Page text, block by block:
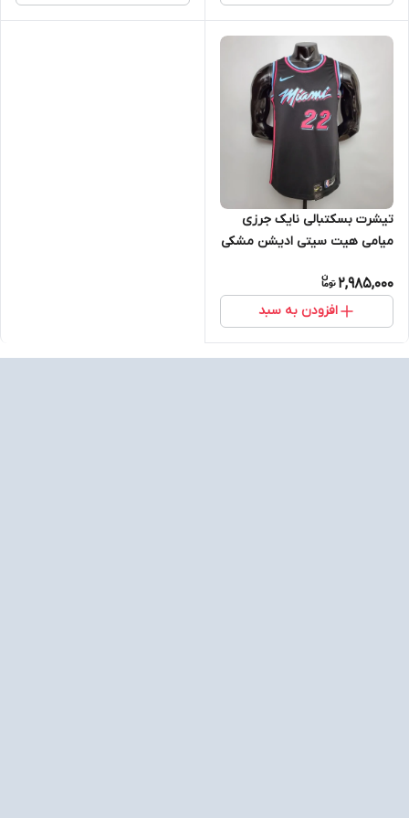
TATUM 2024 5XL
تیشرت بسکتبالی نایک جرزی
میامی هیت سیتی ادیشن مشکی
MIAMI HEAT CITY EDITION
BUTLER 5XL
2,985,000
افزودن به سبد